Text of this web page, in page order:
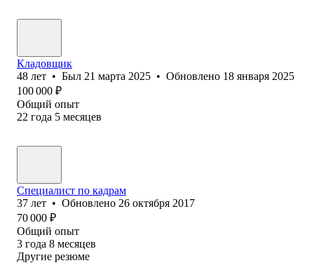
Кладовщик
48 лет • Был 21 марта 2025 • Обновлено 18 января 2025
100 000 ₽
Общий опыт
22 года 5 месяцев
Специалист по кадрам
37 лет • Обновлено 26 октября 2017
70 000 ₽
Общий опыт
3 года 8 месяцев
Другие резюме